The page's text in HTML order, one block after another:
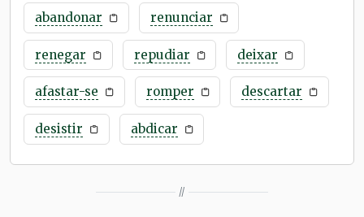
abandonar renunciar
renegar repudiar deixar
afastar-se romper descartar
desistir abdicar
//